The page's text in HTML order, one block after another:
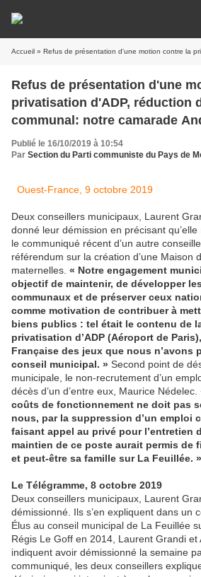
Accueil » Refus de présentation d'une motion contre la privatisation d'ADP, réduction du personnel communal: notre camarade André Paulus
Refus de présentation d'une
privatisation d'ADP, réduction
communal: notre camarade
autre conseiller municipal
Conseil Municipal de La
Publié le 16/10/2019 à 10:54
Par Section du Parti communiste du Pays de
Ouest-France, 9 octobre 2019
Deux conseillers municipaux, Laurent
donné leur démission en précisant qu’elle
le communiqué récent d’un autre
référendum sur la création d’une Maison
maternelles. « Notre engagement
objectif de maintenir, de développer
communaux et de préserver ceux
comme motivation de contribuer à
biens publics : tel était le contenu de
privatisation d’ADP (Aéroport de
Française des jeux que nous n’avons
conseil municipal. » Second point de
municipale, le non-recrutement d’un
décès d’un d’entre eux, Maurice Nédelec.
coûts de fonctionnement ne doit pas
nous, par la suppression d’un emploi
faisant appel au privé pour l’entretien
maintien de ce poste aurait permis de
et peut-être sa famille sur La Feuillée. »
Le Télégramme, 8 octobre 2019
Deux conseillers municipaux, Laurent
démissionné. Ils s’en expliquent dans un
Élus au conseil municipal de La Feuillée
Régis Le Goff en 2014, Laurent Grandi et
indiquent avoir démissionné la semaine
communiqué, les deux conseillers